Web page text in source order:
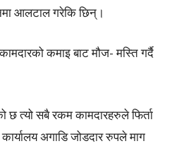
आलटाल गरेकि छिन्।
कमाइ बाट मौज- मस्ति गर्दै
त्यो सबै रकम कामदारहरुले फिर्ता
अगाडि जोडदार रुपले माग